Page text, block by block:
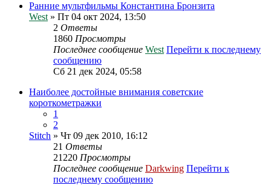
Ранние мультфильмы Константина Бронзита
West » Пт 04 окт 2024, 13:50
2 Ответы
1860 Просмотры
Последнее сообщение West Перейти к последнему
сообщению
Сб 21 дек 2024, 05:58
Наиболее достойные внимания советские
короткометражки
1
2
Stitch » Чт 09 дек 2010, 16:12
21 Ответы
21220 Просмотры
Последнее сообщение Darkwing Перейти к
последнему сообщению